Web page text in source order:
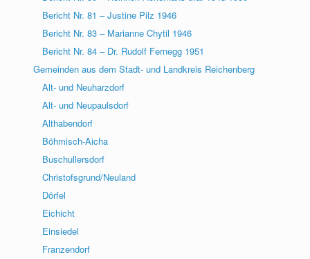
Bericht Nr. 81 – Justine Pilz 1946
Bericht Nr. 83 – Marianne Chytil 1946
Bericht Nr. 84 – Dr. Rudolf Fernegg 1951
Gemeinden aus dem Stadt- und Landkreis Reichenberg
Alt- und Neuharzdorf
Alt- und Neupaulsdorf
Althabendorf
Böhmisch-Aicha
Buschullersdorf
Christofsgrund/Neuland
Dörfel
Eichicht
Einsiedel
Franzendorf